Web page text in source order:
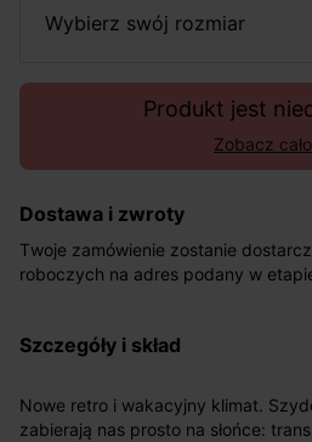
wybierz swój rozmiar
Produkt jest
Zobacz
Dostawa i zwroty
Twoje zamówienie zostanie
roboczych na adres podany w
pośrednictwem DHL Express.
roboczych do wybranego przez
koszt przesyłki wynosi 9,40 zł.
szczegóły i skład
Nowe retro i wakacyjny klimat.
zabierają nas prosto na słońce: